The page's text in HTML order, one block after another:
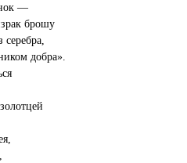
—
брошу
серебра,
добра».